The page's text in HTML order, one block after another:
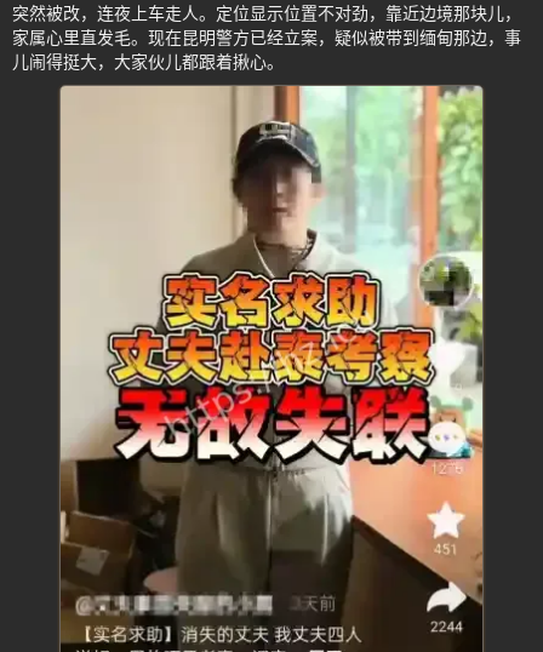
突然被改，连夜上车走人。定位显示位置不对劲，靠近边境那块儿，
家属心里直发毛。现在昆明警方已经立案，疑似被带到缅甸那边，事
儿闹得挺大，大家伙儿都跟着揪心。